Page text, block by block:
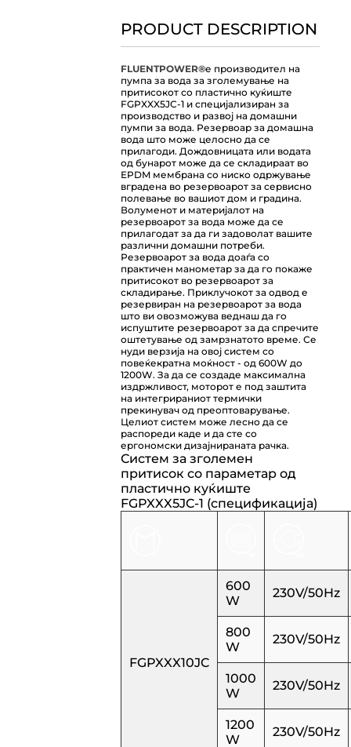
PRODUCT DESCRIPTION
FLUENTPOWER®е производител на
пумпа за вода за зголемување на
притисокот со пластично куќиште
FGPXXX5JC-1 и специјализиран за
производство и развој на домашни
пумпи за вода. Резервоар за домашна
вода што може целосно да се
прилагоди. Дождовницата или водата
од бунарот може да се складираат во
EPDM мембрана со ниско одржување
вградена во резервоарот за сервисно
полевање во вашиот дом и градина.
Волуменот и материјалот на
резервоарот за вода може да се
прилагодат за да ги задоволат вашите
различни домашни потреби.
Резервоарот за вода доаѓа со
практичен манометар за да го покаже
притисокот во резервоарот за
складирање. Приклучокот за одвод е
резервиран на резервоарот за вода
што ви овозможува веднаш да го
испуштите резервоарот за да спречите
оштетување од замрзнатото време. Се
нуди верзија на овој систем со
повеќекратна моќност - од 600W до
1200W. За да се создаде максимална
издржливост, моторот е под заштита
на интегрираниот термички
прекинувач од преоптоварување.
Целиот систем може лесно да се
распореди каде и да сте со
ергономски дизајнираната рачка.
Систем за зголемен
притисок со параметар од
пластично куќиште
FGPXXX5JC-1 (спецификација)
FGPXXX10JC
600
W
230V/50Hz
800
W
230V/50Hz
1000
W
230V/50Hz
1200
W
230V/50Hz